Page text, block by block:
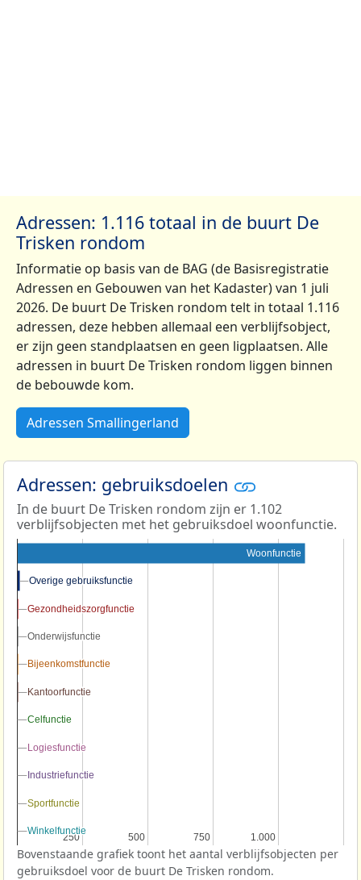
Adressen: 1.116 totaal in de buurt De
Trisken rondom
Informatie op basis van de BAG (de Basisregistratie
Adressen en Gebouwen van het Kadaster) van 1 juli
2026. De buurt De Trisken rondom telt in totaal 1.116
adressen, deze hebben allemaal een verblijfsobject,
er zijn geen standplaatsen en geen ligplaatsen. Alle
adressen in buurt De Trisken rondom liggen binnen
de bebouwde kom.
Adressen Smallingerland
Adressen: gebruiksdoelen
In de buurt De Trisken rondom zijn er 1.102
verblijfsobjecten met het gebruiksdoel woonfunctie.
250
250 500
500 750
750 1.000
1.000
Woonfunctie
Overige gebruiksfunctie
Overige gebruiksfunctie
Gezondheidszorgfunctie
Gezondheidszorgfunctie
Onderwijsfunctie
Onderwijsfunctie
Bijeenkomstfunctie
Bijeenkomstfunctie
Kantoorfunctie
Kantoorfunctie
Celfunctie
Celfunctie
Logiesfunctie
Logiesfunctie
Industriefunctie
Industriefunctie
Sportfunctie
Sportfunctie
Winkelfunctie
Winkelfunctie
Bovenstaande grafiek toont het aantal verblijfsobjecten per
gebruiksdoel voor de buurt De Trisken rondom.